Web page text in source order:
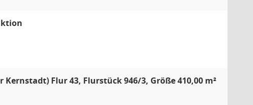
Flur 43, Flurstück 946/3, Größe 410,00 m²